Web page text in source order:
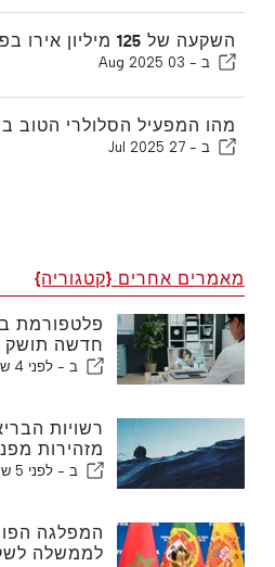
השקעה של 125 מיליון אירו בפיתוח אלגרבה
ב - 03 Aug 2025
מהו המפעיל הסלולרי הטוב
ב - 27 Jul 2025
מאמרים אחרים {קטגוריה}
פלטפורמת
חדשה תושק
ב - לפני 4 שעות
רשויות
מזהירות
ב - לפני 5 שעות
המפלגה
לממשלה